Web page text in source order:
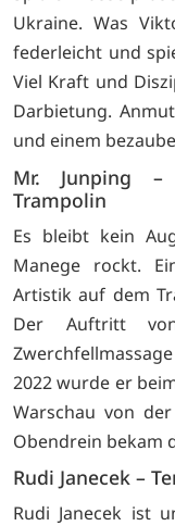
Ukraine. Was
federleicht und
Viel Kraft und
Darbietung.
und einem
Mr. Junping
Trampolin
Es bleibt kein
Manege rockt.
Artistik auf dem
Der Auftritt
2022 wurde er
Warschau von
Obendrein bekam
Rudi Janecek –
Rudi Janecek ist